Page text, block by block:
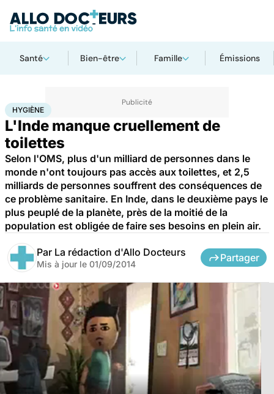
Santé Bien-être Famille Émissions
AccueilSanté
HYGIÈNE
L'Inde manque cruellement de
toilettes
Selon l'OMS, plus d'un milliard de personnes dans le
monde n'ont toujours pas accès aux toilettes, et 2,5
milliards de personnes souffrent des conséquences de
ce problème sanitaire. En Inde, dans le deuxième pays le
plus peuplé de la planète, près de la moitié de la
population est obligée de faire ses besoins en plein air.
Par La rédaction d'Allo Docteurs
Mis à jour le 01/09/2014
Partager